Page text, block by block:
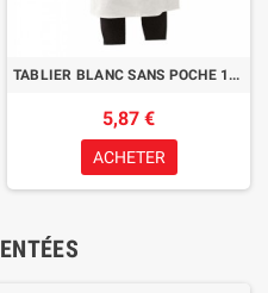
TABLIER BLANC SANS POCHE 100 X H50CM
5,87 €
ACHETER